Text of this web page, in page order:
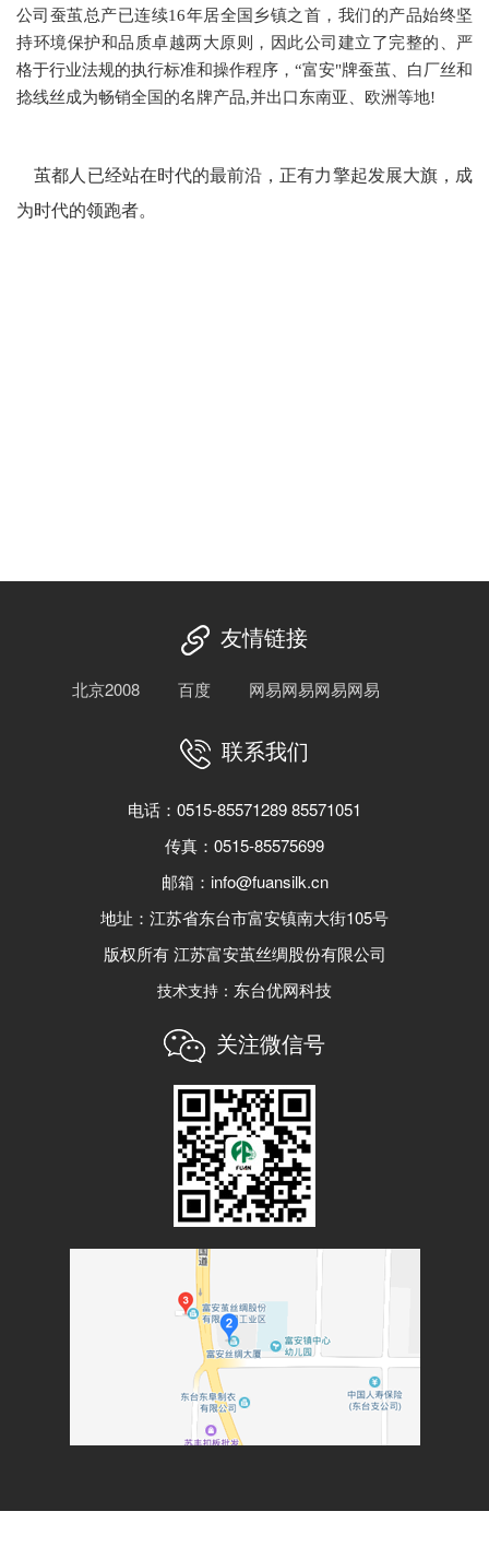
公司蚕茧总产已连续16年居全国乡镇之首，我们的产品始终坚
持环境保护和品质卓越两大原则，因此公司建立了完整的、严
格于行业法规的执行标准和操作程序，“富安"牌蚕茧、白厂丝和
捻线丝成为畅销全国的名牌产品,并出口东南亚、欧洲等地!
茧都人已经站在时代的最前沿，正有力擎起发展大旗，成
为时代的领跑者。
友情链接
北京2008 百度 网易网易网易网易
联系我们
电话：0515-85571289 85571051
传真：0515-85575699
邮箱：info@fuansilk.cn
地址：江苏省东台市富安镇南大街105号
版权所有 江苏富安茧丝绸股份有限公司
技术支持： 东台优网科技
关注微信号